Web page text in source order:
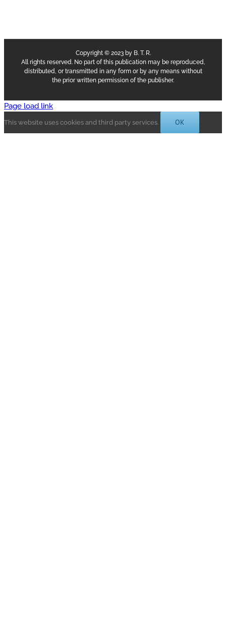
Copyright © 2023 by B. T. R.
All rights reserved. No part of this publication may be reproduced,
distributed, or transmitted in any form or by any means without
the prior written permission of the publisher.
Page load link
This website uses cookies and third party services. OK